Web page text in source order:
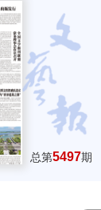
总第5497期